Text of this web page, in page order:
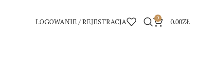
LOGOWANIE / REJESTRACJA 0 0.00ZŁ